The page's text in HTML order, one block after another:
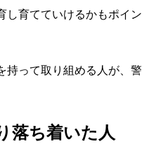
し育てていけるかもポイン
持って取り組める人が、警
落ち着いた人